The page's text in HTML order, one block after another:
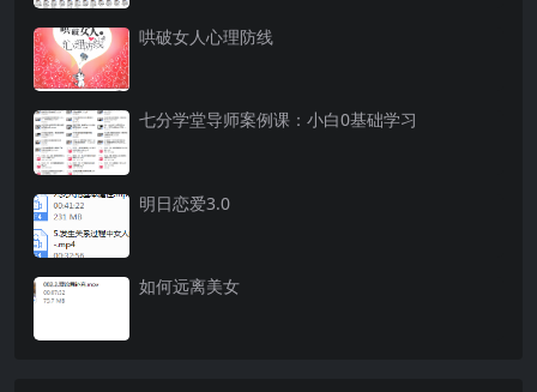
哄破女人心理防线
七分学堂导师案例课：小白0基础学习
明日恋爱3.0
如何远离美女